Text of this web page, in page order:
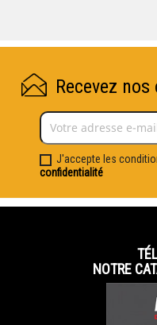
Recevez
J'accepte les
confidentialité
NOTRE